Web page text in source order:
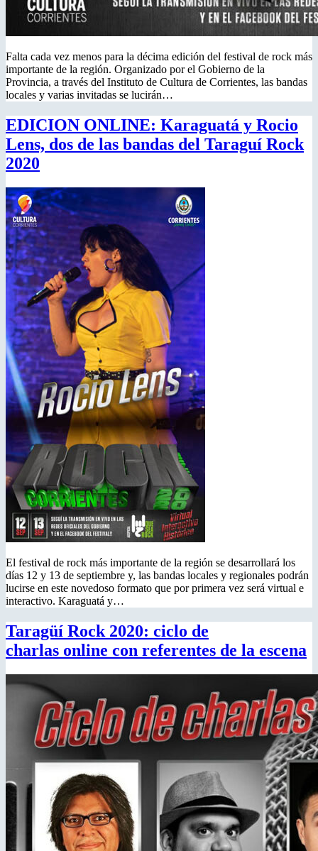
Falta cada vez menos para la décima edición del festival de rock más
importante de la región. Organizado por el Gobierno de la
Provincia, a través del Instituto de Cultura de Corrientes, las bandas
locales y varias invitadas se lucirán…
EDICION ONLINE: Karaguatá y Rocio
Lens, dos de las bandas del Taraguí Rock
2020
El festival de rock más importante de la región se desarrollará los
días 12 y 13 de septiembre y, las bandas locales y regionales podrán
lucirse en este novedoso formato que por primera vez será virtual e
interactivo. Karaguatá y…
Taragüí Rock 2020: ciclo de
charlas online con referentes de la escena